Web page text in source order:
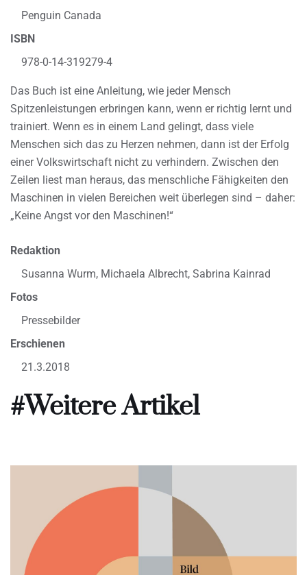
Penguin Canada
ISBN
978-0-14-319279-4
Das Buch ist eine Anleitung, wie jeder Mensch
Spitzenleistungen erbringen kann, wenn er richtig lernt und
trainiert. Wenn es in einem Land gelingt, dass viele
Menschen sich das zu Herzen nehmen, dann ist der Erfolg
einer Volkswirtschaft nicht zu verhindern. Zwischen den
Zeilen liest man heraus, das menschliche Fähigkeiten den
Maschinen in vielen Bereichen weit überlegen sind – daher:
„Keine Angst vor den Maschinen!“
Redaktion
Susanna Wurm, Michaela Albrecht, Sabrina Kainrad
Fotos
Pressebilder
Erschienen
21.3.2018
#Weitere Artikel